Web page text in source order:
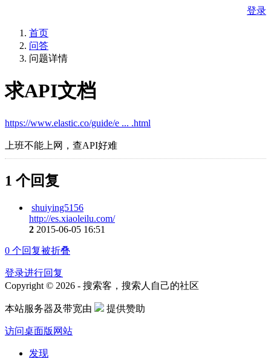
登录
首页
问答
问题详情
求API文档
https://www.elastic.co/guide/e ... .html
上班不能上网，查API好难
1 个回复
shuiying5156
http://es.xiaoleilu.com/
2 2015-06-05 16:51
0 个回复被折叠
登录进行回复
Copyright © 2026 - 搜索客，搜索人自己的社区
本站服务器及带宽由 提供赞助
访问桌面版网站
发现